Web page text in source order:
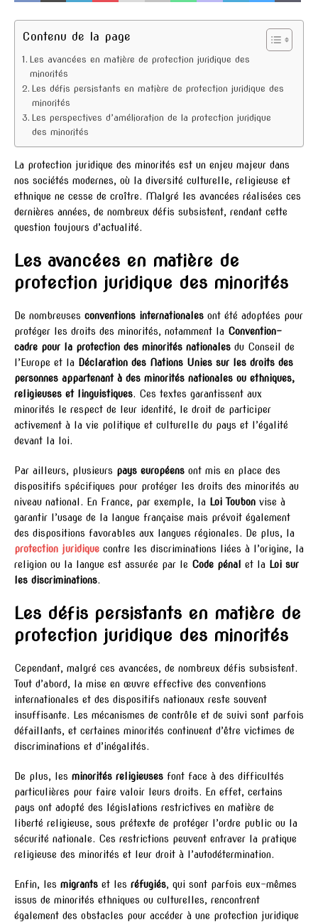
Contenu de la page
Les avancées en matière de protection juridique des
minorités
Les défis persistants en matière de protection juridique des
minorités
Les perspectives d’amélioration de la protection juridique
des minorités
La protection juridique des minorités est un enjeu majeur dans
nos sociétés modernes, où la diversité culturelle, religieuse et
ethnique ne cesse de croître. Malgré les avancées réalisées ces
dernières années, de nombreux défis subsistent, rendant cette
question toujours d’actualité.
Les avancées en matière de
protection juridique des minorités
De nombreuses conventions internationales ont été adoptées pour
protéger les droits des minorités, notamment la Convention-
cadre pour la protection des minorités nationales du Conseil de
l’Europe et la Déclaration des Nations Unies sur les droits des
personnes appartenant à des minorités nationales ou ethniques,
religieuses et linguistiques. Ces textes garantissent aux
minorités le respect de leur identité, le droit de participer
activement à la vie politique et culturelle du pays et l’égalité
devant la loi.
Par ailleurs, plusieurs pays européens ont mis en place des
dispositifs spécifiques pour protéger les droits des minorités au
niveau national. En France, par exemple, la Loi Toubon vise à
garantir l’usage de la langue française mais prévoit également
des dispositions favorables aux langues régionales. De plus, la
protection juridique contre les discriminations liées à l’origine, la
religion ou la langue est assurée par le Code pénal et la Loi sur
les discriminations.
Les défis persistants en matière de
protection juridique des minorités
Cependant, malgré ces avancées, de nombreux défis subsistent.
Tout d’abord, la mise en œuvre effective des conventions
internationales et des dispositifs nationaux reste souvent
insuffisante. Les mécanismes de contrôle et de suivi sont parfois
défaillants, et certaines minorités continuent d’être victimes de
discriminations et d’inégalités.
De plus, les minorités religieuses font face à des difficultés
particulières pour faire valoir leurs droits. En effet, certains
pays ont adopté des législations restrictives en matière de
liberté religieuse, sous prétexte de protéger l’ordre public ou la
sécurité nationale. Ces restrictions peuvent entraver la pratique
religieuse des minorités et leur droit à l’autodétermination.
Enfin, les migrants et les réfugiés, qui sont parfois eux-mêmes
issus de minorités ethniques ou culturelles, rencontrent
également des obstacles pour accéder à une protection juridique